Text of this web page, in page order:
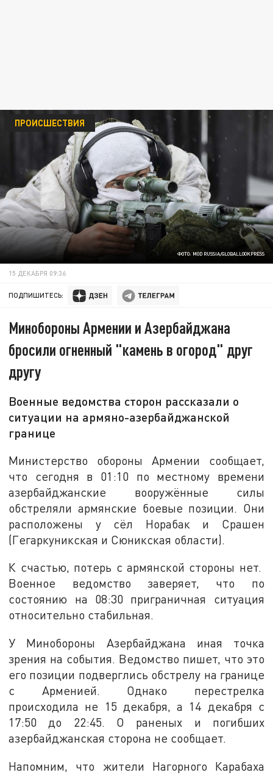
ФОТО: MOD RUSSIA/GLOBALLOOKPRESS
ПРОИСШЕСТВИЯ
15 ДЕКАБРЯ 09:36
ПОДПИШИТЕСЬ:
Минобороны Армении и Азербайджана
бросили огненный "камень в огород" друг
другу
Военные ведомства сторон рассказали о
ситуации на армяно-азербайджанской
границе
Министерство обороны Армении сообщает,
что сегодня в 01:10 по местному времени
азербайджанские вооружённые силы
обстреляли армянские боевые позиции. Они
расположены у сёл Норабак и Срашен
(Гегаркуникская и Сюникская области).
К счастью, потерь с армянской стороны нет.
Военное ведомство заверяет, что по
состоянию на 08:30 приграничная ситуация
относительно стабильная.
У Минобороны Азербайджана иная точка
зрения на события. Ведомство пишет, что это
его позиции подверглись обстрелу на границе
с Арменией. Однако перестрелка
происходила не 15 декабря, а 14 декабря с
17:50 до 22:45. О раненых и погибших
азербайджанская сторона не сообщает.
Напомним, что жители Нагорного Карабаха